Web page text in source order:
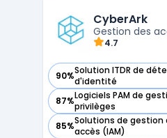
l’exposition aux risques
haut niveau d’autor ...
CyberArk
Gestion des
4.7
90%Solution ITDR de
d'identité
— voir CyberArk dans
87%Logiciels PAM de
privilèges
— voir CyberArk dans
85%Solutions de
accès (IAM)
— voir CyberArk dans